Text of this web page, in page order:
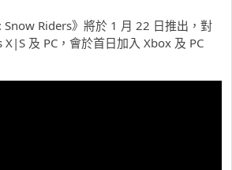
Snow Riders》將於 1 月 22 日推出，對
X|S 及 PC，會於首日加入 Xbox 及 PC